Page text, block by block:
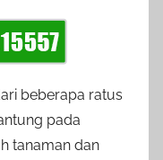
beberapa ratus
pada
tanaman dan